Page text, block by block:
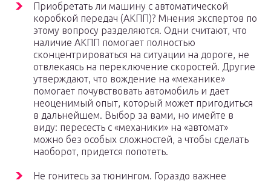
Приобретать ли машину с автоматической
коробкой передач (АКПП)? Мнения экспертов по
этому вопросу разделяются. Одни считают, что
наличие АКПП помогает полностью
сконцентрироваться на ситуации на дороге, не
отвлекаясь на переключение скоростей. Другие
утверждают, что вождение на «механике»
помогает почувствовать автомобиль и дает
неоценимый опыт, который может пригодиться
в дальнейшем. Выбор за вами, но имейте в
виду: пересесть с «механики» на «автомат»
можно без особых сложностей, а чтобы сделать
наоборот, придется попотеть.
Не гонитесь за тюнингом. Гораздо важнее